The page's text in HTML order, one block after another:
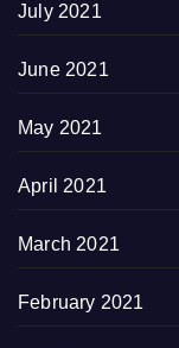
July 2021
June 2021
May 2021
April 2021
March 2021
February 2021